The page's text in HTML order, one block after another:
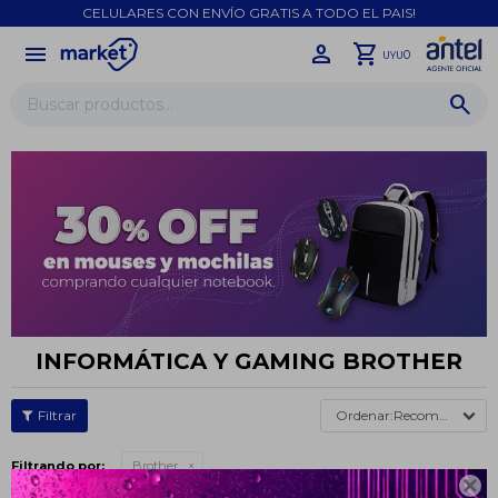

CELULARES CON ENVÍO GRATIS A TODO EL PAIS!
menu UYU0
INFORMÁTICA Y GAMING BROTHER
Recomendados
Filtrando por: Brother
close